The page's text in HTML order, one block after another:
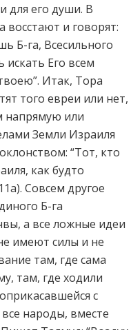
для его души. В
и говорят:
Б-га, Всесильного
Его всем
Итак, Тора
того евреи или нет,
напрямую или
Земли Израиля
“Тот, кто
как будто
Совсем другое
Б-га
а все ложные идеи
имеют силы и не
там, где сама
там, где ходили
с
народы, вместе